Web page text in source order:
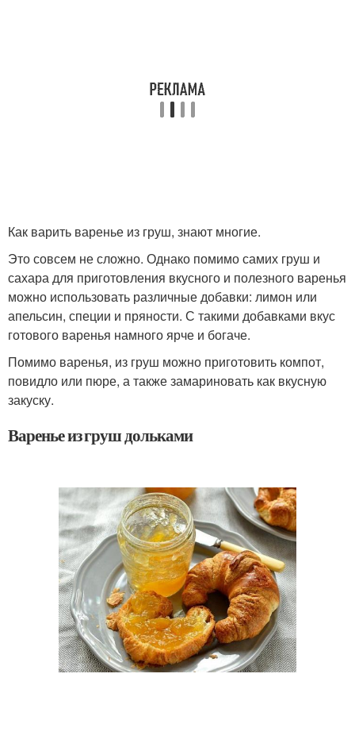
Как варить варенье из груш, знают многие.
Это совсем не сложно. Однако помимо самих груш и
сахара для приготовления вкусного и полезного варенья
можно использовать различные добавки: лимон или
апельсин, специи и пряности. С такими добавками вкус
готового варенья намного ярче и богаче.
Помимо варенья, из груш можно приготовить компот,
повидло или пюре, а также замариновать как вкусную
закуску.
Варенье из груш дольками